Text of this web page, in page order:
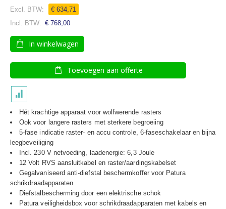
€ 634,71
€ 768,00
In winkelwagen
Toevoegen aan offerte
Hét krachtige apparaat voor wolfwerende rasters
Ook voor langere rasters met sterkere begroeiing
5-fase indicatie raster- en accu controle, 6-faseschakelaar en bijna
leegbeveiliging
Incl. 230 V netvoeding, l aadenergie: 6,3 Joule
12 Volt RVS aansluitkabel en raster/aardingskabelset
Gegalvaniseerd anti-diefstal beschermkoffer voor Patura
schrikdraadapparaten
Diefstalbescherming door een elektrische schok
Patura veiligheidsbox voor schrikdraadapparaten met kabels en